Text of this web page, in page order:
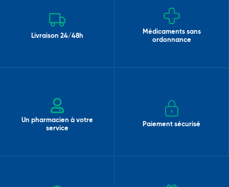
Livraison 24/48h
Médicaments sans
ordonnance
Un pharmacien à votre
service
Paiement sécurisé